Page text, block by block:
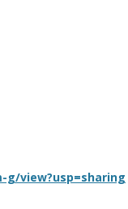
g/view?usp=sharing